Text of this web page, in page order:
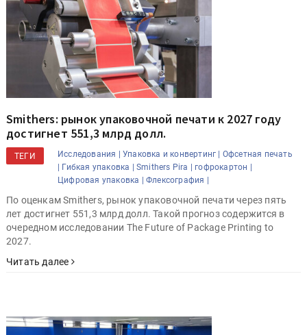
Smithers: рынок упаковочной печати к 2027 году
достигнет 551,3 млрд долл.
ТЕГИ Исследования | Упаковка и конвертинг |
Офсетная печать
Гибкая упаковка | Smithers Pira |
гофрокартон |
Цифровая упаковка |
Флексография |
По оценкам Smithers, рынок упаковочной печати через пять
лет достигнет 551,3 млрд долл. Такой прогноз содержится в
очередном исследовании The Future of Package Printing to
2027.
Читать далее